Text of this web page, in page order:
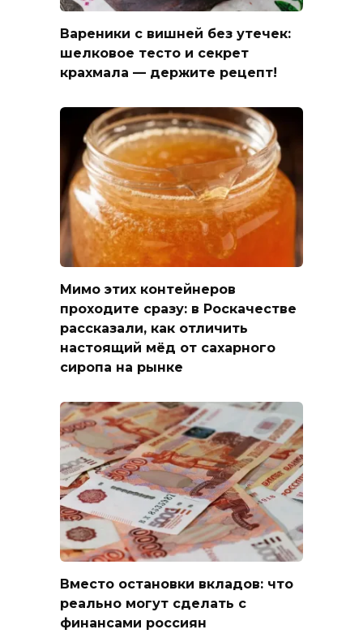
Вареники с вишней без утечек:
шелковое тесто и секрет
крахмала — держите рецепт!
Мимо этих контейнеров
проходите сразу: в Роскачестве
рассказали, как отличить
настоящий мёд от сахарного
сиропа на рынке
Вместо остановки вкладов: что
реально могут сделать с
финансами россиян